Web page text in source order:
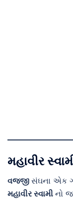
મહાવીર
વજ્જી સંઘના એક
મહાવીર સ્વામી નો